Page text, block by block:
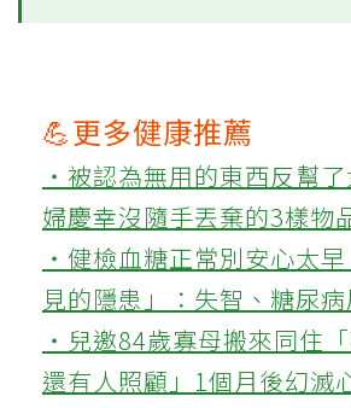
💪更多健康推薦
‧被認為無用的東西反幫
婦慶幸沒隨手丟棄的3樣物
‧健檢血糖正常別安心太
見的隱患」：失智、糖尿
‧兒邀84歲寡母搬來同住
還有人照顧」1個月後幻滅